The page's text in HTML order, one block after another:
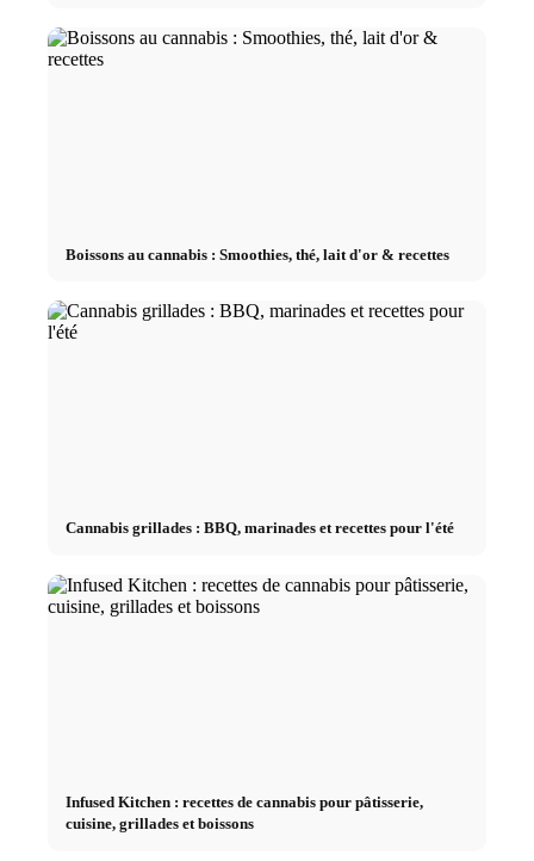
Boissons au cannabis : Smoothies, thé, lait d'or & recettes
Cannabis grillades : BBQ, marinades et recettes pour l'été
Infused Kitchen : recettes de cannabis pour pâtisserie,
cuisine, grillades et boissons